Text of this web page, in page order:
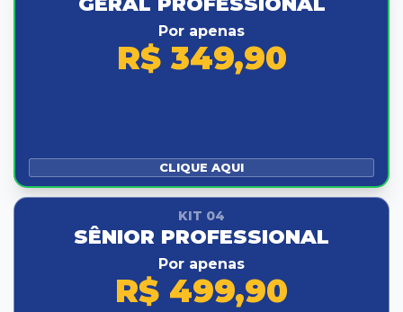
Por apenas
R$ 349,90
CLIQUE AQUI
KIT 04
SÊNIOR PROFESSIONAL
Por apenas
R$ 499,90